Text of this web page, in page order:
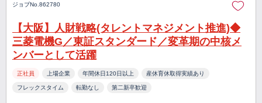
ジョブNo.862780
【大阪】人財戦略(タレントマネジメント推進)◆
三菱電機G／東証スタンダード／変革期の中核メ
ンバーとして活躍
正社員 上場企業 年間休日120日以上 産休育休取得実績あり
フレックスタイム 転勤なし 第二新卒歓迎